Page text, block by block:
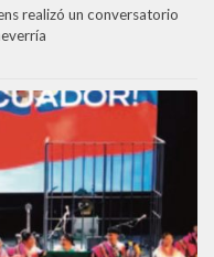
realizó un conversatorio